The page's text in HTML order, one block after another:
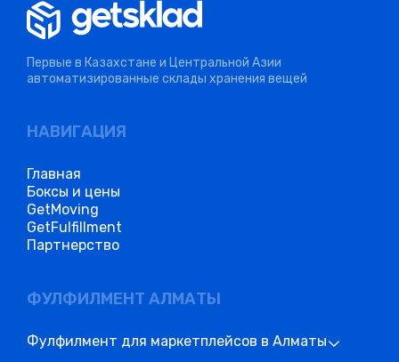
Первые в Казахстане и Центральной Азии
автоматизированные склады хранения вещей
НАВИГАЦИЯ
Главная
Боксы и цены
GetMoving
GetFulfillment
Партнерство
ФУЛФИЛМЕНТ АЛМАТЫ
Фулфилмент для маркетплейсов в Алматы